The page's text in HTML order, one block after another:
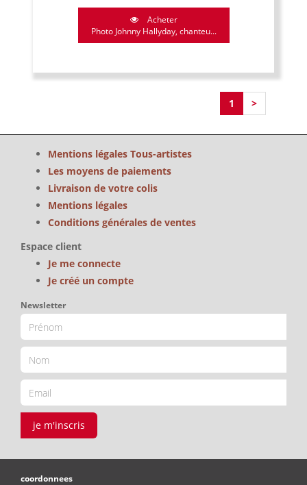
Acheter
Photo Johnny Hallyday, chanteu...
1 >
Mentions légales Tous-artistes
Les moyens de paiements
Livraison de votre colis
Mentions légales
Conditions générales de ventes
Espace client
Je me connecte
Je créé un compte
Newsletter
je m'inscris
coordonnees